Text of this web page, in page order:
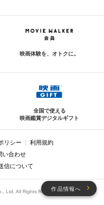
作品情報へ
映画体験を、オトクに。
全国で使える
映画鑑賞デジタルギフト
リシー
利用規約
い合わせ
信について
Ltd. All Rights Reserved.